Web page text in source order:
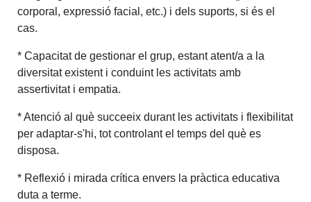
corporal, expressió facial, etc.) i dels suports, si és el
cas.
* Capacitat de gestionar el grup, estant atent/a a la
diversitat existent i conduint les activitats amb
assertivitat i empatia.
* Atenció al què succeeix durant les activitats i flexibilitat
per adaptar-s'hi, tot controlant el temps del què es
disposa.
* Reflexió i mirada crítica envers la pràctica educativa
duta a terme.